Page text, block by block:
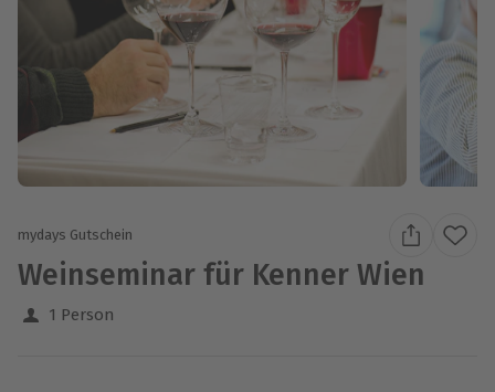
mydays Gutschein
Weinseminar für Kenner Wien
1 Person